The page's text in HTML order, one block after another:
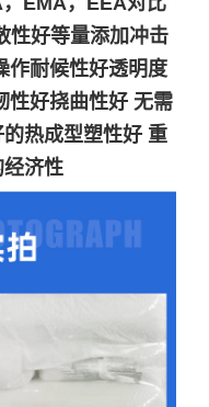
性好等量添加冲击
作耐候性好透明度
性好挠曲性好 无需
热成型塑性好 重
济性